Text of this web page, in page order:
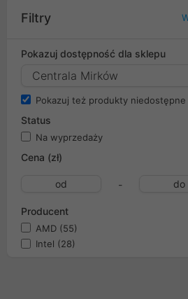
Filtry
Pokazuj dostępność dla sklepu
Pokazuj też produkty niedostępne
Status
Na wyprzedaży
Cena (zł)
-
Producent
AMD (55)
Intel (28)